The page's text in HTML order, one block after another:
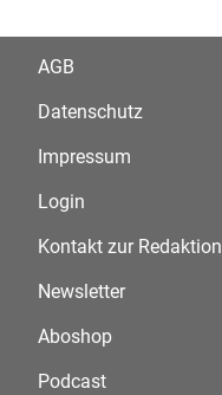
AGB
Datenschutz
Impressum
Login
Kontakt zur Redaktion
Newsletter
Aboshop
Podcast